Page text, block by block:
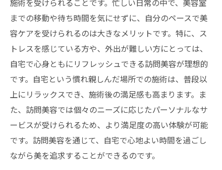
施術を受けられることです。忙しい日常の中で、美容室
までの移動や待ち時間を気にせずに、自分のペースで美
容ケアを受けられるのは大きなメリットです。特に、ス
トレスを感じている方や、外出が難しい方にとっては、
自宅で心身ともにリフレッシュできる訪問美容が理想的
です。自宅という慣れ親しんだ場所での施術は、普段以
上にリラックスでき、施術後の満足感も高まります。ま
た、訪問美容では個々のニーズに応じたパーソナルなサ
ービスが受けられるため、より満足度の高い体験が可能
です。訪問美容を通じて、自宅で心地よい時間を過ごし
ながら美を追求することができるのです。